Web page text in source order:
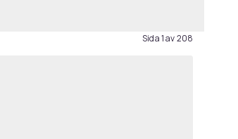
Sida 1 av 208